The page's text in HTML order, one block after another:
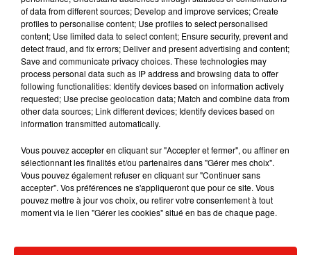
500
Internal Server Error.
of data from different sources; Develop and improve services; Create
profiles to personalise content; Use profiles to select personalised
content; Use limited data to select content; Ensure security, prevent and
detect fraud, and fix errors; Deliver and present advertising and content;
Save and communicate privacy choices. These technologies may
process personal data such as IP address and browsing data to offer
following functionalities: Identify devices based on information actively
requested; Use precise geolocation data; Match and combine data from
other data sources; Link different devices; Identify devices based on
information transmitted automatically.
Vous pouvez accepter en cliquant sur "Accepter et fermer", ou affiner en
sélectionnant les finalités et/ou partenaires dans "Gérer mes choix".
Vous pouvez également refuser en cliquant sur "Continuer sans
accepter". Vos préférences ne s'appliqueront que pour ce site. Vous
pouvez mettre à jour vos choix, ou retirer votre consentement à tout
moment via le lien "Gérer les cookies" situé en bas de chaque page.